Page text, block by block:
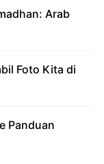
Arab
Foto Kita di
Panduan